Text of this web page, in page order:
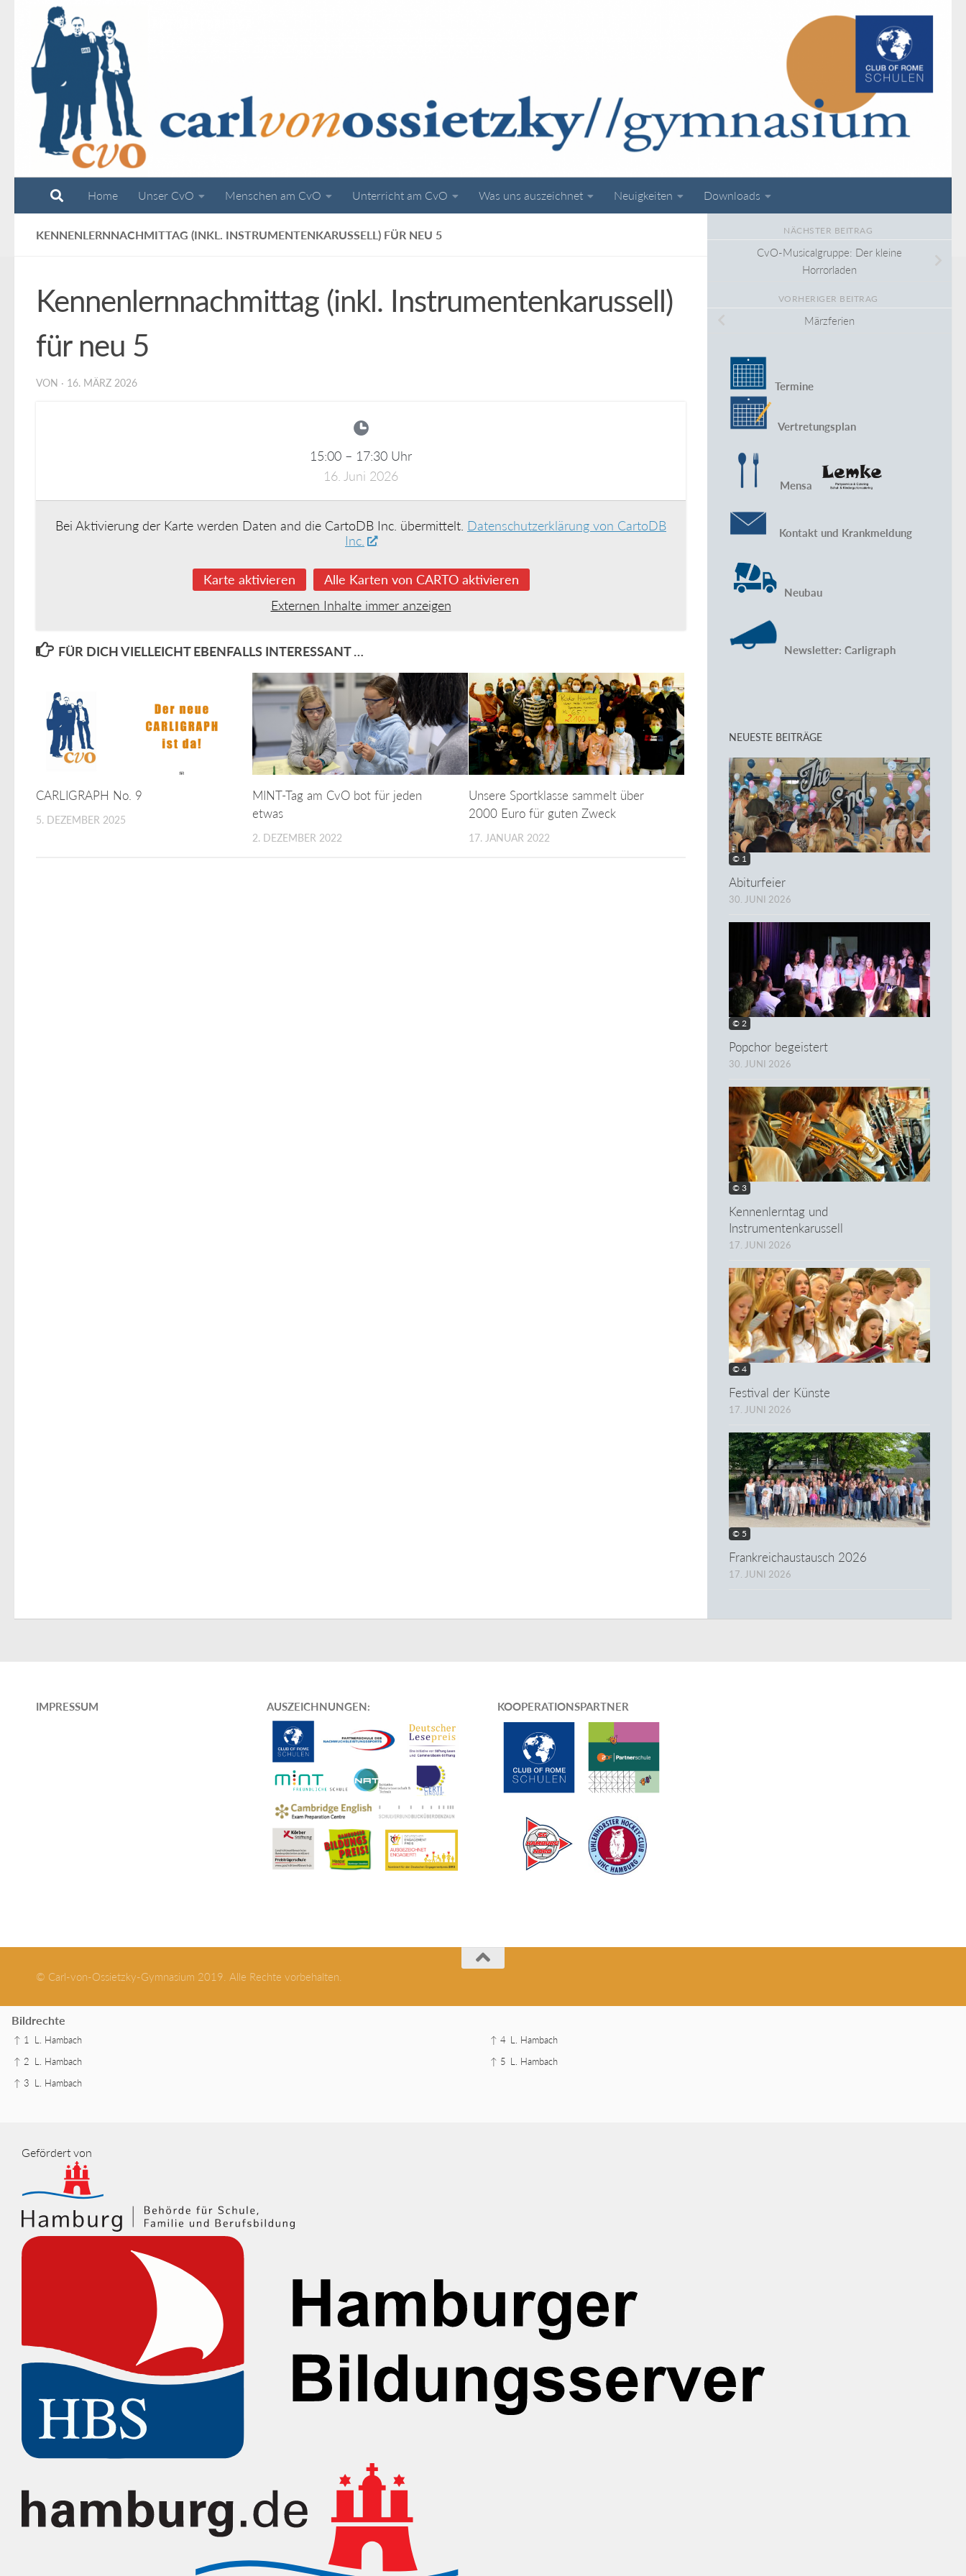
Zum Inhalt springen
Home Unser CvO Menschen am CvO Unterricht am CvO Was uns auszeichnet Neuigkeiten Downloads
KENNENLERNNACHMITTAG (INKL. INSTRUMENTENKARUSSELL) FÜR NEU 5
Kennenlernnachmittag (inkl. Instrumentenkarussell)
für neu 5
VON · 16. MÄRZ 2026
15:00 – 17:30 Uhr
16. Juni 2026
Bei Aktivierung der Karte werden Daten and die CartoDB Inc. übermittelt. Datenschutzerklärung von CartoDB
Inc.
Karte aktivieren
Alle Karten von CARTO aktivieren
Externen Inhalte immer anzeigen
FÜR DICH VIELLEICHT EBENFALLS INTERESSANT …
CARLIGRAPH No. 9
5. DEZEMBER 2025
MINT-Tag am CvO bot für jeden
etwas
2. DEZEMBER 2022
Unsere Sportklasse sammelt über
2000 Euro für guten Zweck
17. JANUAR 2022
NÄCHSTER BEITRAG
CvO-Musicalgruppe: Der kleine
Horrorladen
VORHERIGER BEITRAG
Märzferien
Termine
Vertretungsplan
Mensa
Kontakt und Krankmeldung
Neubau
Newsletter: Carligraph
NEUESTE BEITRÄGE
© 1
Abiturfeier
30. JUNI 2026
© 2
Popchor begeistert
30. JUNI 2026
© 3
Kennenlerntag und
Instrumentenkarussell
17. JUNI 2026
© 4
Festival der Künste
17. JUNI 2026
© 5
Frankreichaustausch 2026
17. JUNI 2026
IMPRESSUM AUSZEICHNUNGEN: KOOPERATIONSPARTNER
© Carl-von-Ossietzky-Gymnasium 2019. Alle Rechte vorbehalten.
Bildrechte
↑ 1
L. Hambach
↑ 2 L. Hambach
↑ 3 L. Hambach
↑ 4 L. Hambach
↑ 5 L. Hambach
Gefördert von